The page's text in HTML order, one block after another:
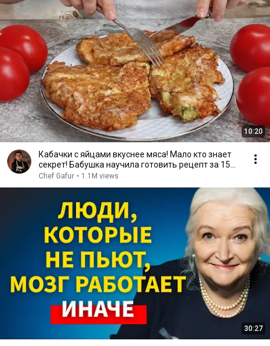
10:20
Кабачки с яйцами вкуснее мяса! Мало кто знает
секрет! Бабушка научила готовить рецепт за 15
минут
Chef Gafur • 1.1M views
30:27